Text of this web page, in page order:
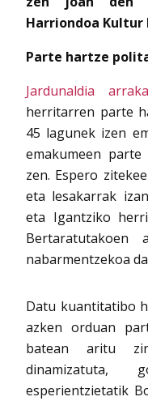
Harriondoa Kultur
Parte hartze
Jardunaldia
herritarren parte
45 lagunek izen
emakumeen
zen. Espero
eta lesakarrak
eta Igantziko
Bertaratutakoen
nabarmentzekoa
Datu kuantitatibo
azken orduan
batean aritu
dinamizatuta,
esperientzietatik